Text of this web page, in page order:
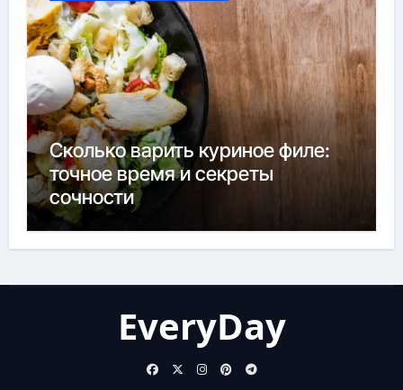
Сколько варить куриное филе:
точное время и секреты
сочности
EveryDay